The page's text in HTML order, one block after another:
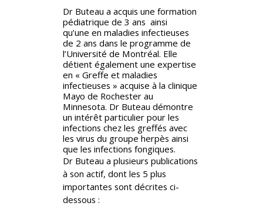
Dr Buteau a acquis une formation
pédiatrique de 3 ans ainsi
qu’une en maladies infectieuses
de 2 ans dans le programme de
l’Université de Montréal. Elle
détient également une expertise
en « Greffe et maladies
infectieuses » acquise à la clinique
Mayo de Rochester au
Minnesota. Dr Buteau démontre
un intérêt particulier pour les
infections chez les greffés avec
les virus du groupe herpès ainsi
que les infections fongiques.
Dr Buteau a plusieurs publications
à son actif, dont les 5 plus
importantes sont décrites ci-
dessous :